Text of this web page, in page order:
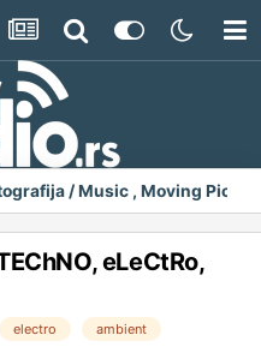
/ Music , Moving
eLeCtRo,
electro ambient